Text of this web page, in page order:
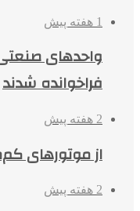
1 هفته پیش
واحدهای صنعتی
فراخوانده شدند
2 هفته پیش
از موتورهای
2 هفته پیش